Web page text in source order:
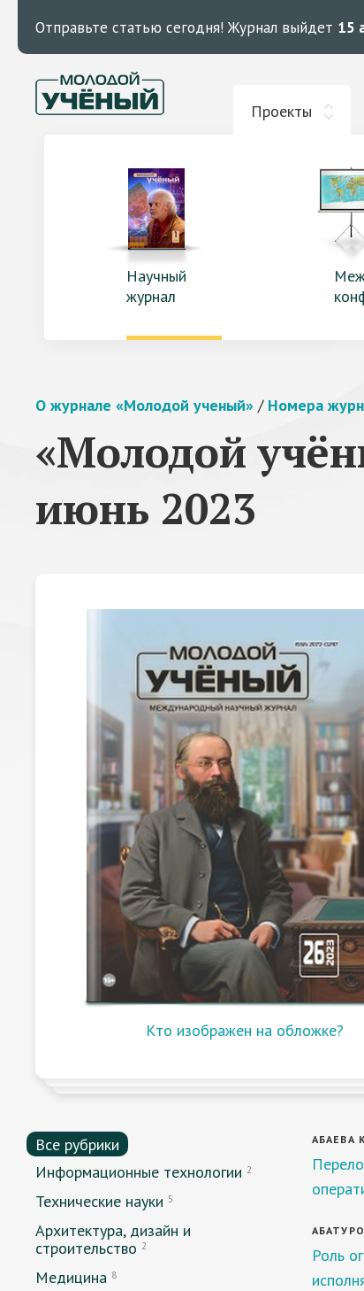
Отправьте статью сегодня! Журнал выйдет 15
Проекты
Научный
журнал
О журнале «Молодой ученый» / Номера
«Молодой
июнь 2023
Кто изображен на обложке?
Все рубрики
Информационные технологии 2
Технические науки 5
Архитектура, дизайн и
строительство 2
Медицина 8
АБАЕВА
Роль